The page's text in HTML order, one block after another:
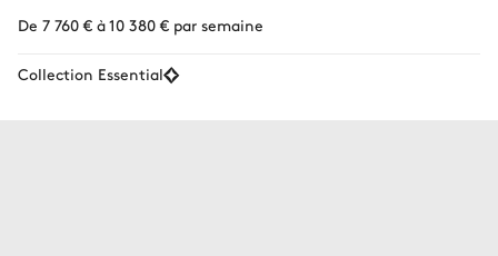
De 7 760 € à 10 380 € par semaine
Collection Essential